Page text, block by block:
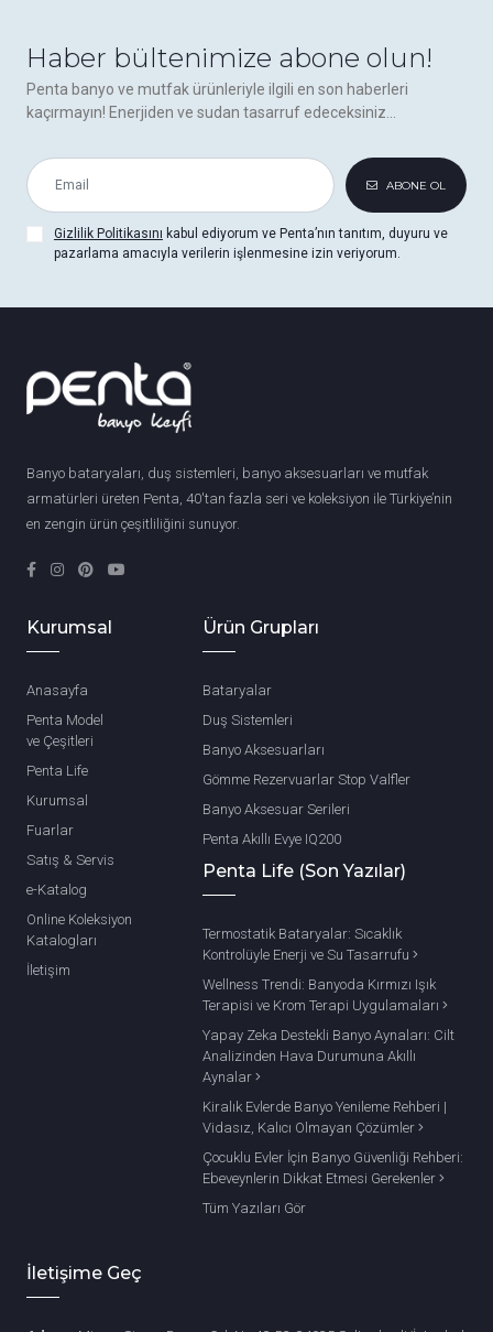
Haber bültenimize abone olun!
Penta banyo ve mutfak ürünleriyle ilgili en son haberleri
kaçırmayın! Enerjiden ve sudan tasarruf edeceksiniz...
ABONE OL
Gizlilik Politikasını kabul ediyorum ve Penta’nın tanıtım, duyuru ve
pazarlama amacıyla verilerin işlenmesine izin veriyorum.
Banyo bataryaları, duş sistemleri, banyo aksesuarları ve mutfak
armatürleri üreten Penta, 40'tan fazla seri ve koleksiyon ile Türkiye’nin
en zengin ürün çeşitliliğini sunuyor.
Kurumsal
Anasayfa
Penta Model
ve Çeşitleri
Penta Life
Kurumsal
Fuarlar
Satış & Servis
e-Katalog
Online Koleksiyon
Katalogları
İletişim
Ürün Grupları
Bataryalar
Duş Sistemleri
Banyo Aksesuarları
Gömme Rezervuarlar Stop Valfler
Banyo Aksesuar Serileri
Penta Akıllı Evye IQ200
Penta Life (Son Yazılar)
Termostatik Bataryalar: Sıcaklık
Kontrolüyle Enerji ve Su Tasarrufu
Wellness Trendi: Banyoda Kırmızı Işık
Terapisi ve Krom Terapi Uygulamaları
Yapay Zeka Destekli Banyo Aynaları: Cilt
Analizinden Hava Durumuna Akıllı
Aynalar
Kiralık Evlerde Banyo Yenileme Rehberi |
Vidasız, Kalıcı Olmayan Çözümler
Çocuklu Evler İçin Banyo Güvenliği Rehberi:
Ebeveynlerin Dikkat Etmesi Gerekenler
Tüm Yazıları Gör
İletişime Geç